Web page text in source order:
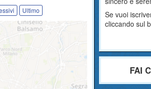
Ultimo
Se vuoi
cliccando sul
FAI